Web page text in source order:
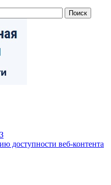
доступности веб-контента